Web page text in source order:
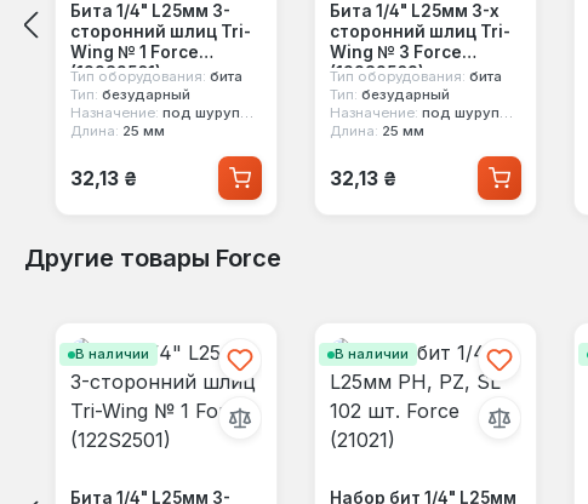
Бита 1/4" L25мм 3-
сторонний шлиц Tri-
Wing № 1 Force
(122S2501)
Тип оборудования: бита
Тип: безударный
Назначение: под шуруповерт
Длина: 25 мм
Обычная цена:
32,13 ₴
Бита 1/4" L25мм 3-х
сторонний шлиц Tri-
Wing № 3 Force
(122S2503)
Тип оборудования: бита
Тип: безударный
Назначение: под шуруповерт
Длина: 25 мм
Обычная цена:
32,13 ₴
Другие товары Force
В наличии
Бита 1/4" L25мм 3-
В наличии
Набор бит 1/4" L25мм